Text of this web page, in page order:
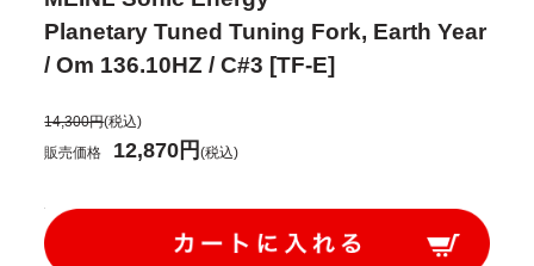
Planetary Tuned Tuning Fork, Earth Year
/ Om 136.10HZ / C#3 [TF-E]
14,300円(税込)
販売価格
12,870円(税込)